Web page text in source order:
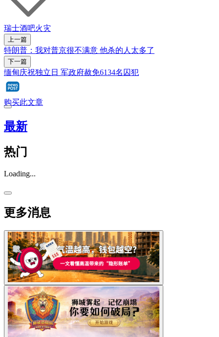
瑞士酒吧火灾
上一篇
特朗普：我对普京很不满意 他杀的人太多了
下一篇
缅甸庆祝独立日 军政府赦免6134名囚犯
购买此文章
最新
热门
Loading...
更多消息